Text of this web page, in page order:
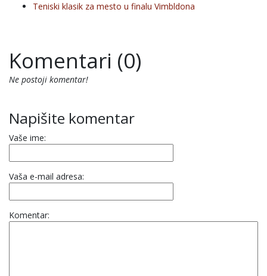
Teniski klasik za mesto u finalu Vimbldona
Komentari (0)
Ne postoji komentar!
Napišite komentar
Vaše ime:
Vaša e-mail adresa:
Komentar: